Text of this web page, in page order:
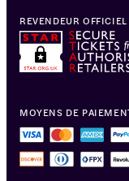
MOYENS DE
REVENDEUR